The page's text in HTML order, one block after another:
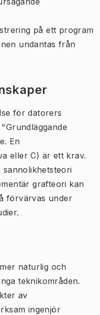
på ett program
undantas från
för datorers
En
eller C) är ett krav.
sannolikhetsteori
grafteori kan
förvärvas under
naturlig och
teknikområden.
av
ingenjör